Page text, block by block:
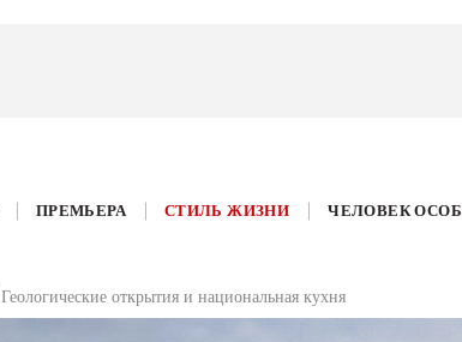
ПРЕМЬЕРА СТИЛЬ ЖИЗНИ ЧЕЛОВЕК
Геологические открытия и национальная кухня